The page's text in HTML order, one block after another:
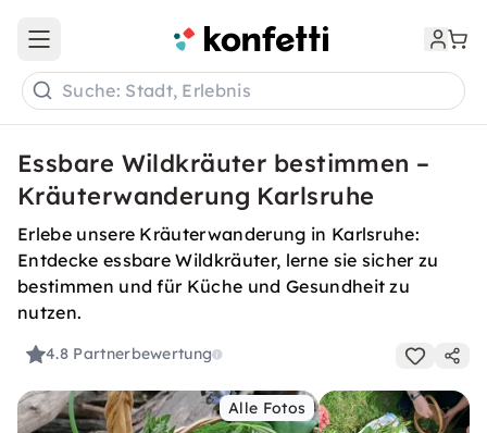
Open main menu
Suche: Stadt, Erlebnis
Essbare Wildkräuter bestimmen –
Kräuterwanderung Karlsruhe
Erlebe unsere Kräuterwanderung in Karlsruhe:
Entdecke essbare Wildkräuter, lerne sie sicher zu
bestimmen und für Küche und Gesundheit zu
nutzen.
4.8 Partnerbewertung
Alle Fotos